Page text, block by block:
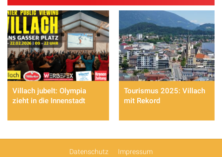
Villach jubelt: Olympia
zieht in die Innenstadt
Tourismus 2025: Villach
mit Rekord
Datenschutz Impressum